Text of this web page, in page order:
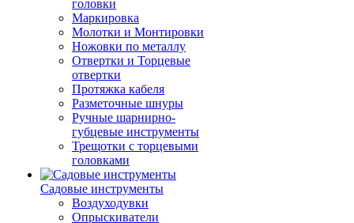
головки
Маркировка
Молотки и Монтировки
Ножовки по металлу
Отвертки и Торцевые
отвертки
Протяжка кабеля
Разметочные шнуры
Ручные шарнирно-
губцевые инструменты
Трещотки с торцевыми
головками
Садовые инструменты
Воздуходувки
Опрыскиватели